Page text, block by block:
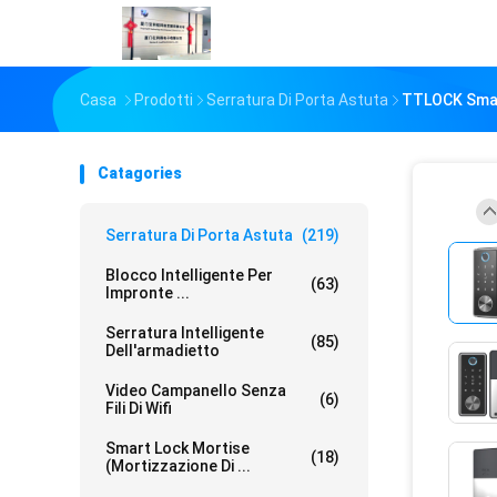
Casa Prodotti Serratura Di Porta Astuta TTLOCK
Catagories
Serratura Di Porta Astuta (219)
Blocco Intelligente Per
Impronte ...
(63)
Serratura Intelligente
Dell'armadietto
(85)
Video Campanello Senza
Fili Di Wifi
(6)
Smart Lock Mortise
(Mortizzazione Di ...
(18)